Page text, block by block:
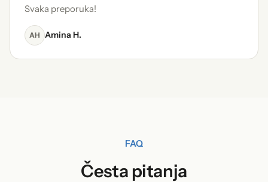
Svaka preporuka!
AH Amina H.
FAQ
Česta pitanja